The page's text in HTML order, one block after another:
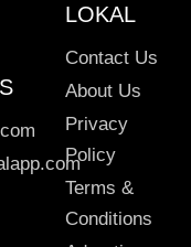
LOKAL
Contact Us
About Us
Privacy
Policy
Terms &
Conditions